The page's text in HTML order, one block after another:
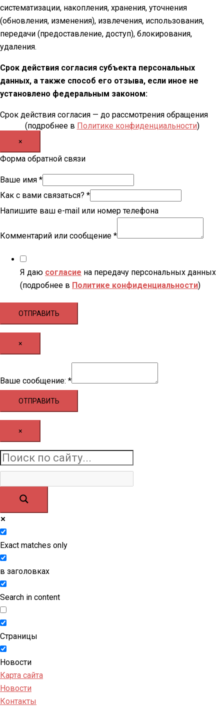
систематизации, накопления, хранения, уточнения
(обновления, изменения), извлечения, использования,
передачи (предоставление, доступ), блокирования,
удаления.
Срок действия согласия субъекта персональных
данных, а также способ его отзыва, если иное не
установлено федеральным законом:
Срок действия согласия — до рассмотрения обращения
(подробнее в Политике конфиденциальности)
×
Форма обратной связи
Ваше имя *
Как с вами связаться? *
Напишите ваш e-mail или номер телефона
Комментарий или сообщение *
Я даю согласие на передачу персональных данных
(подробнее в Политике конфиденциальности)
ОТПРАВИТЬ
×
сообщение:
Ваше сообщение: *
ОТПРАВИТЬ
×
Exact matches only
в заголовках
Search in content
Страницы
Новости
Карта сайта
Новости
Контакты